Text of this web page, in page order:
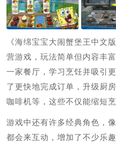
《海绵宝宝大闹蟹堡王中文
营游戏，玩法简单但内容丰
一家餐厅，学习烹饪并吸引
了更快地完成订单，升级厨
咖啡机等，这些不仅能缩短
游戏中还有许多经典角色，
都会来互动，增加了不少乐